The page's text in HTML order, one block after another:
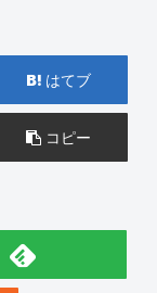
はてブ
コピー